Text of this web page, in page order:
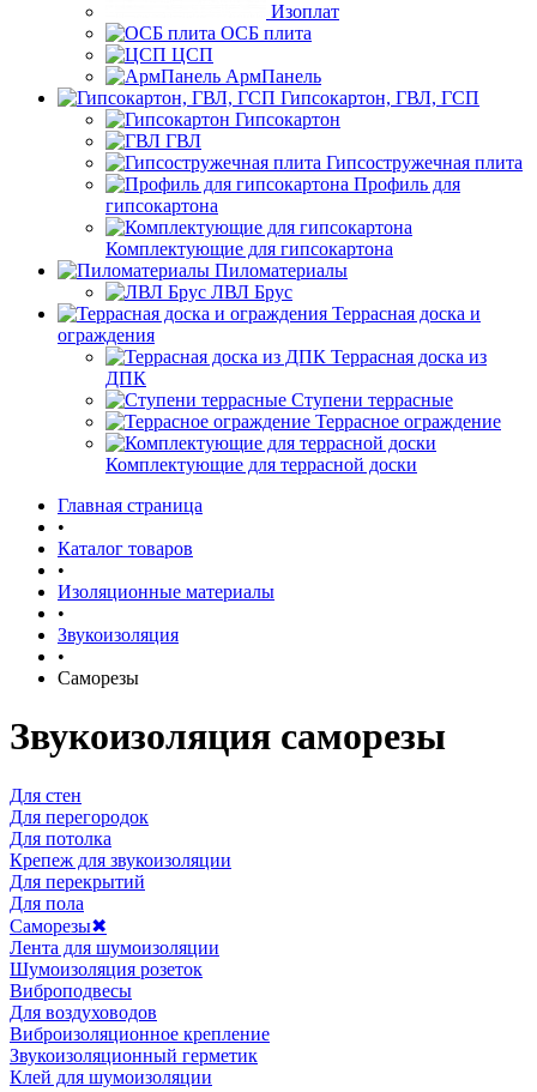
Изоплат
ОСБ плита
ЦСП
АрмПанель
Гипсокартон, ГВЛ, ГСП
Гипсокартон
ГВЛ
Гипсостружечная плита
Профиль для
гипсокартона
Комплектующие для гипсокартона
Пиломатериалы
ЛВЛ Брус
Террасная доска и
ограждения
Террасная доска из
ДПК
Ступени террасные
Террасное ограждение
Комплектующие для террасной доски
Главная страница
•
Каталог товаров
•
Изоляционные материалы
•
Звукоизоляция
•
Саморезы
Звукоизоляция саморезы
Для стен
Для перегородок
Для потолка
Крепеж для звукоизоляции
Для перекрытий
Для пола
Саморезы✖
Лента для шумоизоляции
Шумоизоляция розеток
Виброподвесы
Для воздуховодов
Виброизоляционное крепление
Звукоизоляционный герметик
Клей для шумоизоляции